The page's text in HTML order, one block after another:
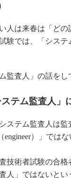
人は来春は「どの
験では、「シス
査人」の話をし
テム監査人」
ステム監査人は監
）」では
術者試験の合格
人」ではないとい